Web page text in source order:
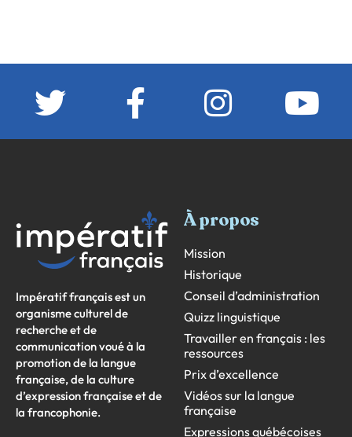
Impératif français est un
organisme culturel de
recherche et de
communication voué à la
promotion de la langue
française, de la culture
d’expression française et de
la francophonie.
À propos
Mission
Historique
Conseil d’administration
Quizz linguistique
Travailler en français : les
ressources
Prix d’excellence
Vidéos sur la langue
française
Expressions québécoises